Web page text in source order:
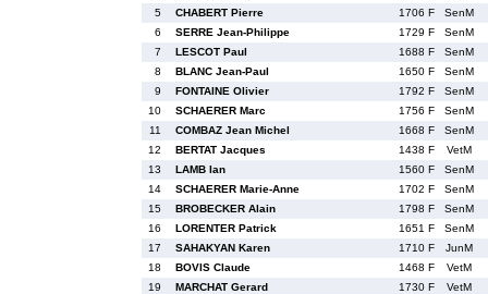
5
CHABERT Pierre 1706 F
SenM
6
SERRE Jean-Philippe 1729 F
SenM
7
LESCOT Paul 1688 F
SenM
8
BLANC Jean-Paul 1650 F
SenM
9
FONTAINE Olivier 1792 F
SenM
10
SCHAERER Marc 1756 F
SenM
11
COMBAZ Jean Michel 1668 F
SenM
12
BERTAT Jacques 1438 F
VetM
13
LAMB Ian 1560 F
SenM
14
SCHAERER Marie-Anne 1702 F
SenM
15
BROBECKER Alain 1798 F
SenM
16
LORENTER Patrick 1651 F
SenM
17
SAHAKYAN Karen 1710 F
JunM
18
BOVIS Claude 1468 F
VetM
19
MARCHAT Gerard 1730 F
VetM